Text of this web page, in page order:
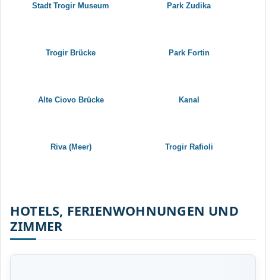
Stadt Trogir Museum Park Zudika
Trogir Brücke Park Fortin
Alte Ciovo Brücke Kanal
Riva (Meer) Trogir Rafioli
HOTELS, FERIENWOHNUNGEN UND
ZIMMER